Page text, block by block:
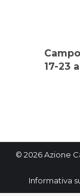
17-23
© 2026 Azione
Informativa